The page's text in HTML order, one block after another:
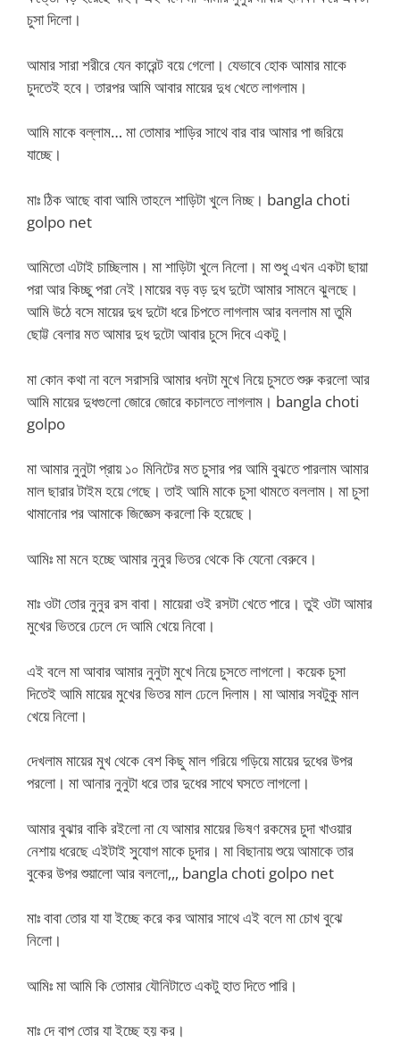
চুসা দিলো।
আমার সারা শরীরে যেন কারেন্ট বয়ে গেলো। যেভাবে হোক আমার মাকে
চুদতেই হবে। তারপর আমি আবার মায়ের দুধ খেতে লাগলাম।
আমি মাকে বল্লাম… মা তোমার শাড়ির সাথে বার বার আমার পা জরিয়ে
যাচ্ছে।
মাঃ ঠিক আছে বাবা আমি তাহলে শাড়িটা খুলে নিচ্ছ। bangla choti
golpo net
আমিতো এটাই চাচ্ছিলাম। মা শাড়িটা খুলে নিলো। মা শুধু এখন একটা ছায়া
পরা আর কিচ্ছু পরা নেই।মায়ের বড় বড় দুধ দুটো আমার সামনে ঝুলছে।
আমি উঠে বসে মায়ের দুধ দুটো ধরে চিপতে লাগলাম আর বললাম মা তুমি
ছোট্ট বেলার মত আমার দুধ দুটো আবার চুসে দিবে একটু।
মা কোন কথা না বলে সরাসরি আমার ধনটা মুখে নিয়ে চুসতে শুরু করলো আর
আমি মায়ের দুধগুলো জোরে জোরে কচালতে লাগলাম। bangla choti
golpo
মা আমার নুনুটা প্রায় ১০ মিনিটের মত চুসার পর আমি বুঝতে পারলাম আমার
মাল ছারার টাইম হয়ে গেছে। তাই আমি মাকে চুসা থামতে বললাম। মা চুসা
থামানোর পর আমাকে জিজ্ঞেস করলো কি হয়েছে।
আমিঃ মা মনে হচ্ছে আমার নুনুর ভিতর থেকে কি যেনো বেরুবে।
মাঃ ওটা তোর নুনুর রস বাবা। মায়েরা ওই রসটা খেতে পারে। তুই ওটা আমার
মুখের ভিতরে ঢেলে দে আমি খেয়ে নিবো।
এই বলে মা আবার আমার নুনুটা মুখে নিয়ে চুসতে লাগলো। কয়েক চুসা
দিতেই আমি মায়ের মুখের ভিতর মাল ঢেলে দিলাম। মা আমার সবটুকু মাল
খেয়ে নিলো।
দেখলাম মায়ের মুখ থেকে বেশ কিছু মাল গরিয়ে গড়িয়ে মায়ের দুধের উপর
পরলো। মা আনার নুনুটা ধরে তার দুধের সাথে ঘসতে লাগলো।
আমার বুঝার বাকি রইলো না যে আমার মায়ের ভিষণ রকমের চুদা খাওয়ার
নেশায় ধরেছে এইটাই সু্যোগ মাকে চুদার। মা বিছানায় শুয়ে আমাকে তার
বুকের উপর শুয়ালো আর বললো,,, bangla choti golpo net
মাঃ বাবা তোর যা যা ইচ্ছে করে কর আমার সাথে এই বলে মা চোখ বুঝে
নিলো।
আমিঃ মা আমি কি তোমার যৌনিটাতে একটু হাত দিতে পারি।
মাঃ দে বাপ তোর যা ইচ্ছে হয় কর।